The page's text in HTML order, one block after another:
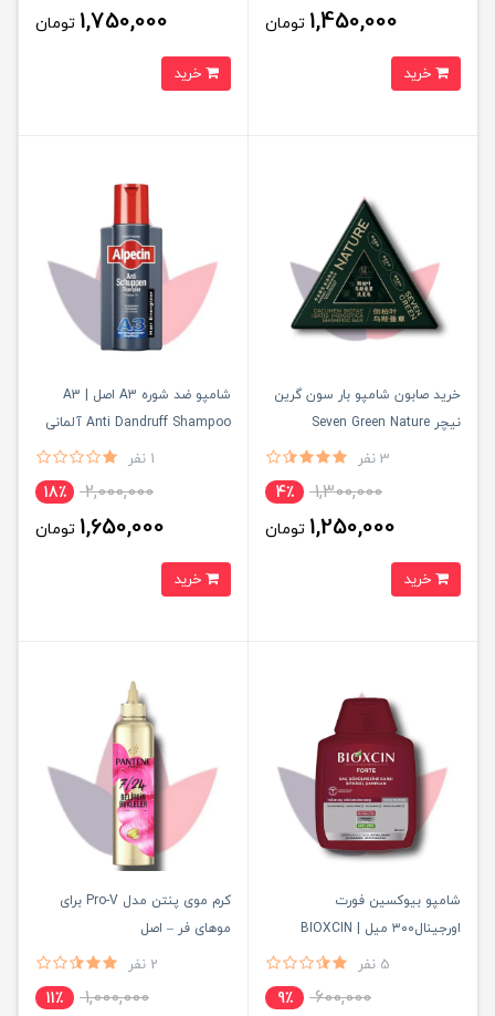
1,450,000 تومان 1,750,000 تومان
خرید صابون شامپو بار سون گرین
نیچر Seven Green Nature
3 نفر
1,300,000 4٪
1,250,000 تومان
شامپو ضد شوره A3 اصل | A3
Anti Dandruff Shampoo آلمانی
1 نفر
2,000,000 18٪
1,650,000 تومان
شامپو بیوکسین فورت
اورجینال۳۰۰ میل | BIOXCIN
5 نفر
600,000 9٪
کرم موی پنتن مدل Pro-V برای
موهای فر – اصل
2 نفر
1,000,000 11٪